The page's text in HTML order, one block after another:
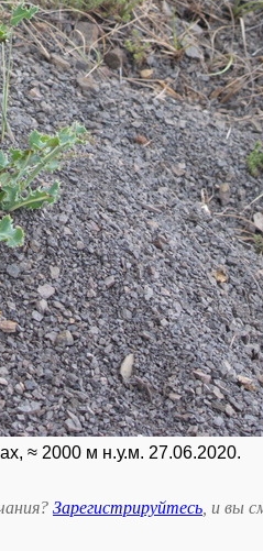
≈ 2000 м н.у.м. 27.06.2020.
Зарегистрируйтесь , и вы